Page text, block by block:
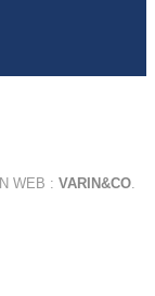
WEB : VARIN&CO.